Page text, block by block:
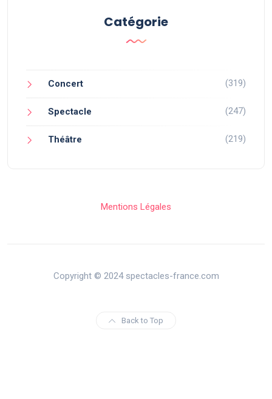
Catégorie
Concert (319)
Spectacle (247)
Théâtre (219)
Mentions Légales
Copyright © 2024 spectacles-france.com
Back to Top